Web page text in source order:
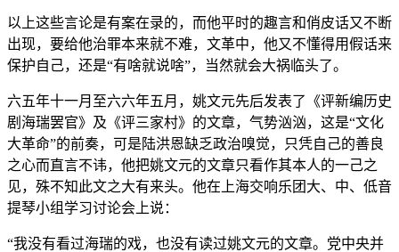
以上这些言论是有案在录的，而他平时的趣言和俏皮话又不断
出现，要给他治罪本来就不难，文革中，他又不懂得用假话来
保护自己，还是“有啥就说啥”，当然就会大祸临头了。
六五年十一月至六六年五月，姚文元先后发表了《评新编历史
剧海瑞罢官》及《评三家村》的文章，气势汹汹，这是“文化
大革命”的前奏，可是陆洪恩缺乏政治嗅觉，只凭自己的善良
之心而直言不讳，他把姚文元的文章只看作其本人的一己之
见，殊不知此文之大有来头。他在上海交响乐团大、中、低音
提琴小组学习讨论会上说：
“我没有看过海瑞的戏，也没有读过姚文元的文章。党中央并